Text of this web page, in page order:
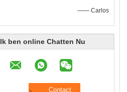
—— Carlos
Ik ben online Chatten Nu